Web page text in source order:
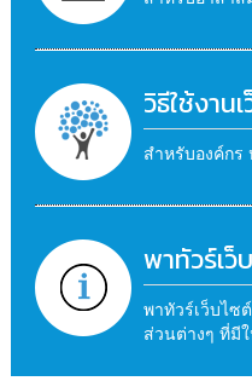
วิธีใช้งาน
สำหรับองค์กร
พาทัวร์เว็
พาทัวร์เว็บไซ
ส่วนต่างๆ ที่มี